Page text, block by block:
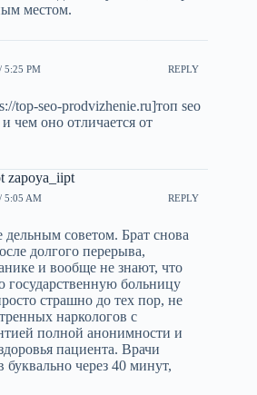
местом.
5:25 PM REPLY
top-seo-prodvizhenie.ru]топ seo
чем оно отличается от
zapoya_iipt
5:05 AM REPLY
советом. Брат снова
долгого перерыва,
и вообще не знают, что
государственную больницу
страшно до тех пор, не
наркологов с
полной анонимности и
пациента. Врачи
буквально через 40 минут,